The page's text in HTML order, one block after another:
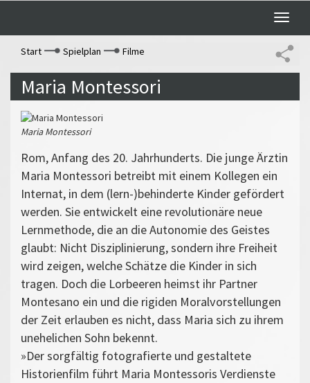
Toggle
Start
Spielplan Filme
Maria Montessori
Maria Montessori
Rom, Anfang des 20. Jahrhunderts. Die junge Ärztin
Maria Montessori betreibt mit einem Kollegen ein
Internat, in dem (lern-)behinderte Kinder gefördert
werden. Sie entwickelt eine revolutionäre neue
Lernmethode, die an die Autonomie des Geistes
glaubt: Nicht Disziplinierung, sondern ihre Freiheit
wird zeigen, welche Schätze die Kinder in sich
tragen. Doch die Lorbeeren heimst ihr Partner
Montesano ein und die rigiden Moralvorstellungen
der Zeit erlauben es nicht, dass Maria sich zu ihrem
unehelichen Sohn bekennt.
»Der sorgfältig fotografierte und gestaltete
Historienfilm führt Maria Montessoris Verdienste